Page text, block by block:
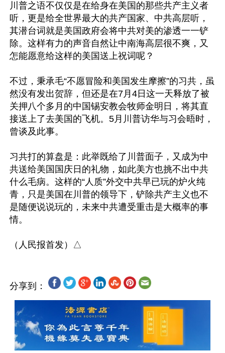
川普之语不仅仅是在给身在美国的那些共产主义者
听，更是给全世界最大的共产国家、中共高层听，
其潜台词就是美国政府会将中共对美的渗透一一铲
除。这样有力的声音自然让中南海高层很不爽，又
怎能愿意给这样的美国送上祝词呢？
不过，秉承毛“不愿冒险和美国发生摩擦”的习共，虽
然没有发出贺辞，但还是在7月4日这一天释放了被
关押八个多月的中国锡安教会牧师金明日，将其直
接送上了去美国的飞机。5月川普访华与习会晤时，
曾谈及此事。
习共打的算盘是：此举既给了川普面子，又成为中
共送给美国国庆日的礼物，如此美方也挑不出中共
什么毛病。这样的“人质”外交中共早已玩的炉火纯
青，只是美国在川普的领导下，铲除共产主义也不
是随便说说玩的，未来中共遭受重击是大概率的事
情。
分享到：